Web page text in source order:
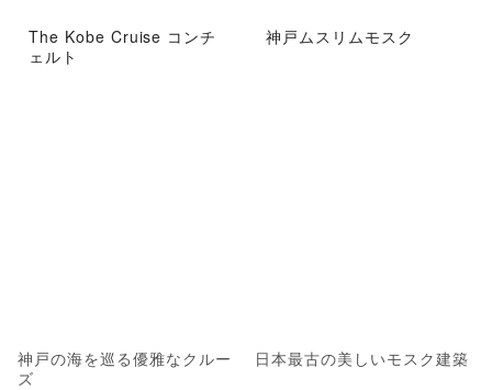
The Kobe Cruise コンチ
ェルト
神戸の海を巡る優雅なクルー
ズ
神戸ムスリムモスク
日本最古の美しいモスク建築